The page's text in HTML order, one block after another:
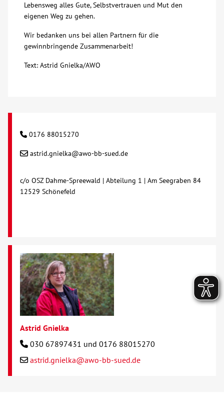
Lebensweg alles Gute, Selbstvertrauen und Mut den
eigenen Weg zu gehen.
Wir bedanken uns bei allen Partnern für die
gewinnbringende Zusammenarbeit!
Text: Astrid Gnielka/AWO
0176 88015270
astrid.gnielka@awo-bb-sued.de
c/o OSZ Dahme-Spreewald | Abteilung 1 | Am Seegraben 84
12529 Schönefeld
Astrid Gnielka
030 67897431 und 0176 88015270
astrid.gnielka@awo-bb-sued.de